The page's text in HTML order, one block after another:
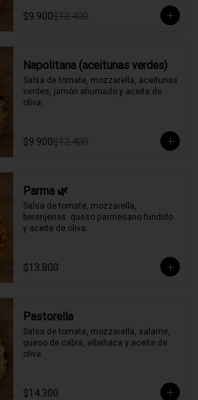
$9.900$12.400
Napolitana (aceitunas verdes)
Salsa de tomate, mozzarella, aceitunas
verdes, jamón ahumado y aceite de
oliva.
$9.900$12.400
Parma 🌿
Salsa de tomate, mozzarella,
berenjenas  queso parmesano fundido
y aceite de oliva.
$13.800
Pastorella
Salsa de tomate, mozzarella, salame,
queso de cabra, albahaca y aceite de
oliva.
$14.300